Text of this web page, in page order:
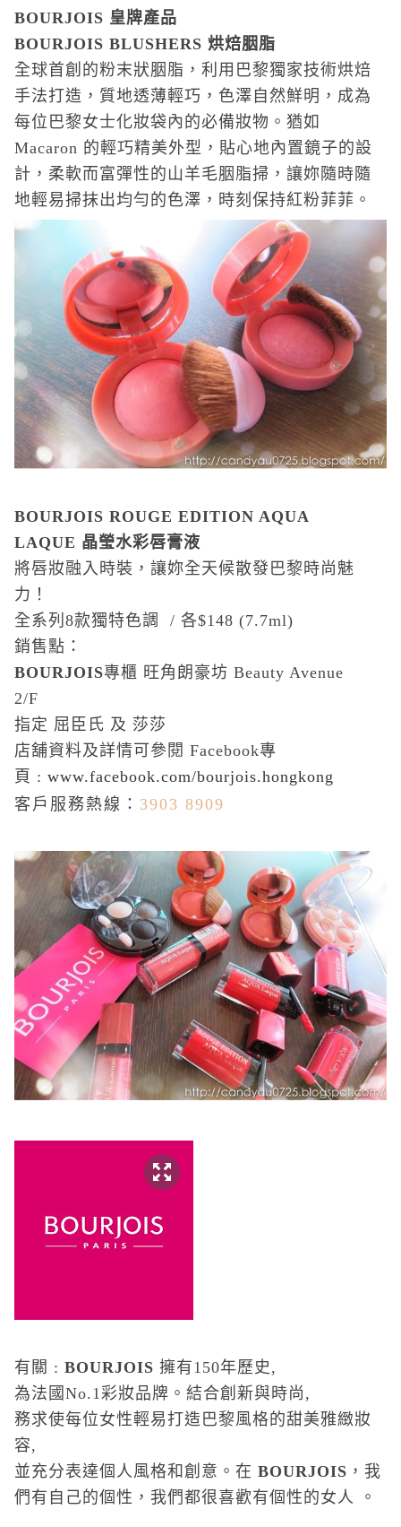
BOURJOIS 皇牌產品
BOURJOIS BLUSHERS 烘焙胭脂
全球首創的粉末狀胭脂，利用巴黎獨家技術烘焙
手法打造，質地透薄輕巧，色澤自然鮮明，成為
每位巴黎女士化妝袋內的必備妝物。猶如
Macaron 的輕巧精美外型，貼心地內置鏡子的設
計，柔軟而富彈性的山羊毛胭脂掃，讓妳隨時隨
地輕易掃抹出均勻的色澤，時刻保持紅粉菲菲。
BOURJOIS ROUGE EDITION AQUA
LAQUE 晶瑩水彩唇膏液
將唇妝融入時裝，讓妳全天候散發巴黎時尚魅
力！
全系列 8款獨特色調 / 各$148 (7.7ml)
銷售點：
BOURJOIS專櫃 旺角朗豪坊 Beauty Avenue
2/F
指定 屈臣氏 及 莎莎
店舖資料及詳情可參閱 Facebook專
頁 : www.facebook.com/bourjois.hongkong
客戶服務熱線： 3903 8909
有關 : BOURJOIS 擁有150年歷史 ,
為法國 No.1 彩妝品牌。結合創新與時尚 ,
務求使每位女性輕易打造巴黎風格的甜美雅緻妝
容,
並充分表達個人風格和創意。在 BOURJOIS ，我
們有自己的個性，我們都很喜歡有個性的女人 。